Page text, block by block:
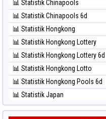
⚽ Bola Hitam North Carolina Day
⚽ Bola Hitam Pcso
⚽ Bola Hitam Sao Paulo
⚽ Bola Hitam Singapore
⚽ Bola Hitam Sydney
⚽ Bola Hitam Sydney Lottery
⚽ Bola Hitam Sydney Lottery 6d
⚽ Bola Hitam Sydney Lotto
📊 Statistik Chinapools
📊 Statistik Chinapools 6d
📊 Statistik Hongkong
📊 Statistik Hongkong Lottery
📊 Statistik Hongkong Lottery 6d
📊 Statistik Hongkong Lotto
📊 Statistik Hongkong Pools 6d
📊 Statistik Japan
📊 Statistik Japan 6d